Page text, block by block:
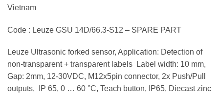
Vietnam
Code : Leuze GSU 14D/66.3-S12 – SPARE PART
Leuze Ultrasonic forked sensor, Application: Detection of
non-transparent + transparent labels Label width: 10 mm,
Gap: 2mm, 12-30VDC, M12x5pin connector, 2x Push/Pull
outputs, IP 65, 0 … 60 °C, Teach button, IP65, Diecast zinc